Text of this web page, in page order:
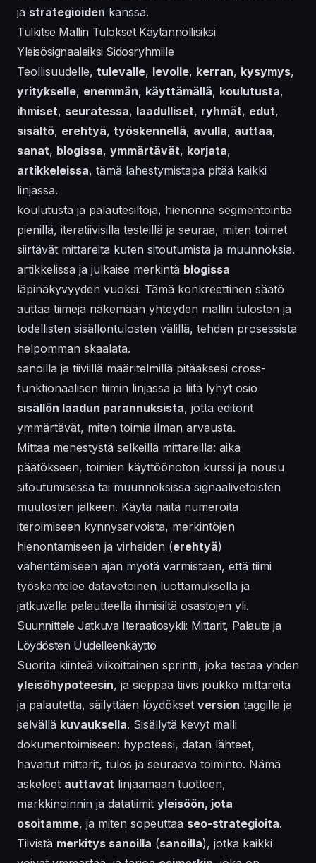
ja strategioiden kanssa.
Tulkitse Mallin Tulokset Käytännöllisiksi
Yleisösignaaleiksi Sidosryhmille
Teollisuudelle, tulevalle, levolle, kerran, kysymys,
yritykselle, enemmän, käyttämällä, koulutusta,
ihmiset, seuratessa, laadulliset, ryhmät, edut,
sisältö, erehtyä, työskennellä, avulla, auttaa,
sanat, blogissa, ymmärtävät, korjata,
artikkeleissa, tämä lähestymistapa pitää kaikki
linjassa.
koulutusta ja palautesiltoja, hienonna segmentointia
pienillä, iteratiivisilla testeillä ja seuraa, miten toimet
siirtävät mittareita kuten sitoutumista ja muunnoksia.
artikkelissa ja julkaise merkintä blogissa
läpinäkyvyyden vuoksi. Tämä konkreettinen säätö
auttaa tiimejä näkemään yhteyden mallin tulosten ja
todellisten sisällöntulosten välillä, tehden prosessista
helpomman skaalata.
sanoilla ja tiiviillä määritelmillä pitääksesi cross-
funktionaalisen tiimin linjassa ja liitä lyhyt osio
sisällön laadun parannuksista, jotta editorit
ymmärtävät, miten toimia ilman arvausta.
Mittaa menestystä selkeillä mittareilla: aika
päätökseen, toimien käyttöönoton kurssi ja nousu
sitoutumisessa tai muunnoksissa signaalivetoisten
muutosten jälkeen. Käytä näitä numeroita
iteroimiseen kynnysarvoista, merkintöjen
hienontamiseen ja virheiden (erehtyä)
vähentämiseen ajan myötä varmistaen, että tiimi
työskentelee datavetoinen luottamuksella ja
jatkuvalla palautteella ihmisiltä osastojen yli.
Suunnittele Jatkuva Iteraatiosykli: Mittarit, Palaute ja
Löydösten Uudelleenkäyttö
Suorita kiinteä viikoittainen sprintti, joka testaa yhden
yleisöhypoteesin, ja sieppaa tiivis joukko mittareita
ja palautetta, säilyttäen löydökset version taggilla ja
selvällä kuvauksella. Sisällytä kevyt malli
dokumentoimiseen: hypoteesi, datan lähteet,
havaitut mittarit, tulos ja seuraava toiminto. Nämä
askeleet auttavat linjaamaan tuotteen,
markkinoinnin ja datatiimit yleisöön, jota
osoitamme, ja miten sopeuttaa seo-strategioita.
Tiivistä merkitys sanoilla (sanoilla), jotka kaikki